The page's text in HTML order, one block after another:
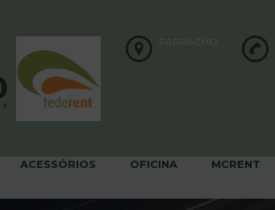
PARRACHO
ACESSÓRIOS OFICINA MCRENT